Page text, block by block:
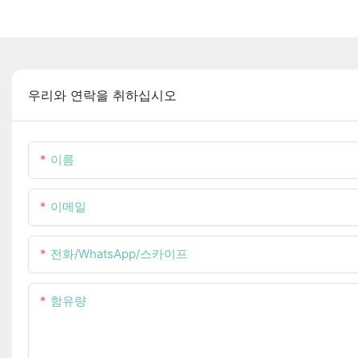
우리와 연락을 취하십시오
이름
이메일
전화/WhatsApp/스카이프
함유량